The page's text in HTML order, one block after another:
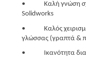
• Καλή γνώση
Solidworks
• Καλός χειρισμός
γλώσσας (γραπτά &
• Ικανότητα